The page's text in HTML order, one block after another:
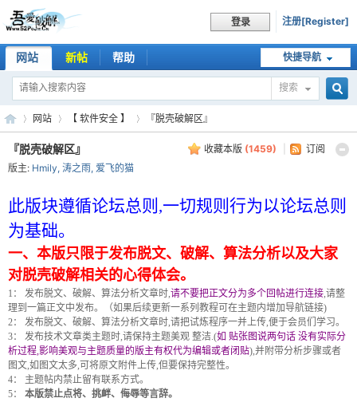
登录 注册[Register]
快捷导航
网站 新帖 帮助
搜索
爱
网站 【 软件安全 】 『脱壳破解区』
收藏本版 (1459) 订阅
『脱壳破解区』
版主: Hmily, 涛之雨, 爱飞的猫
此版块遵循论坛总则,一切规则行为以论坛总则
为基础。
一、本版只限于发布脱文、破解、算法分析以及大家
对脱壳破解相关的心得体会。
1： 发布脱文、破解、算法分析文章时,请不要把正文分为多个回帖进行连接,请整
理到一篇正文中发布。（如果后续更新一系列教程可在主题内增加导航链接)
2： 发布脱文、破解、算法分析文章时,请把试炼程序一并上传,便于会员们学习。
3： 发布技术文章类主题时,请保持主题美观 整洁.(如 贴张图说两句话 没有实际分
析过程,影响美观与主题质量的版主有权代为编辑或者闭贴),并附带分析步骤或者
图文,如图文太多,可将原文附件上传,但要保持完整性。
4： 主题帖内禁止留有联系方式。
5： 本版禁止点将、挑衅、侮辱等言辞。